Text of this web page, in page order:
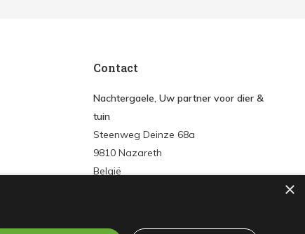
Contact
Nachtergaele, Uw partner voor dier &
tuin
Steenweg Deinze 68a
9810 Nazareth
België
×